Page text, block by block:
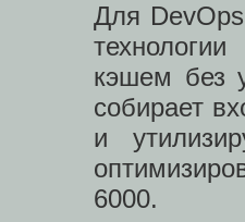
Для
кэшем без
собирает
и
6000.